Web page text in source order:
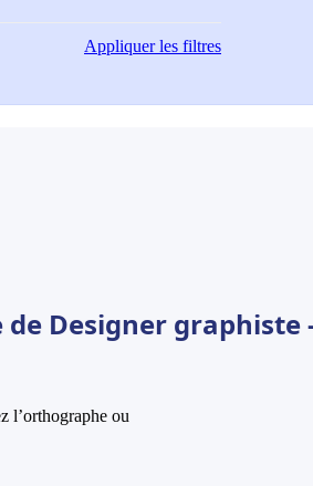
Appliquerles filtres
Designer graphiste
l’orthographe ou